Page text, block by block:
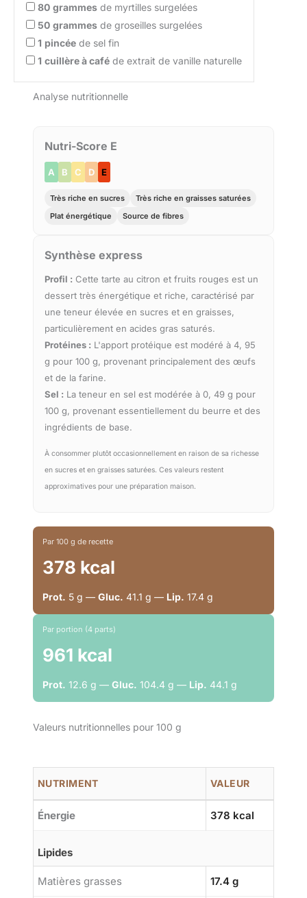
80 grammes de myrtilles surgelées
50 grammes de groseilles surgelées
1 pincée de sel fin
1 cuillère à café de extrait de vanille naturelle
Analyse nutritionnelle
Nutri-Score E
A B C D E
Très riche en sucres
Très riche en graisses saturées
Plat énergétique
Source de fibres
Synthèse express
Profil : Cette tarte au citron et fruits rouges est un
dessert très énergétique et riche, caractérisé par
une teneur élevée en sucres et en graisses,
particulièrement en acides gras saturés.
Protéines : L'apport protéique est modéré à 4, 95
g pour 100 g, provenant principalement des œufs
et de la farine.
Sel : La teneur en sel est modérée à 0, 49 g pour
100 g, provenant essentiellement du beurre et des
ingrédients de base.
À consommer plutôt occasionnellement en raison de sa richesse
en sucres et en graisses saturées. Ces valeurs restent
approximatives pour une préparation maison.
Par 100 g de recette
378 kcal
Prot. 5 g — Gluc. 41.1 g — Lip. 17.4 g
Par portion (4 parts)
961 kcal
Prot. 12.6 g — Gluc. 104.4 g — Lip. 44.1 g
Valeurs nutritionnelles pour 100 g
NUTRIMENT VALEUR
Énergie 378 kcal
Lipides
Matières grasses 17.4 g